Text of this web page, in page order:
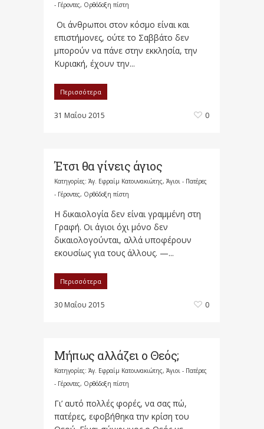
- Γέροντες, Ορθόδοξη πίστη
Οι άνθρωποι στον κόσμο είναι και
επιστήμονες, ούτε το Σαββάτο δεν
μπορούν να πάνε στην εκκλησία, την
Κυριακή, έχουν την...
Περισσότερα
31 Μαΐου 2015 0
Έτσι θα γίνεις άγιος
Κατηγορίες: Άγ. Εφραίμ Κατουνακιώτης, Άγιοι - Πατέρες
- Γέροντες, Ορθόδοξη πίστη
Η δικαιολογία δεν είναι γραμμένη στη
Γραφή. Οι άγιοι όχι μόνο δεν
δικαιολογούνται, αλλά υποφέρουν
εκουσίως για τους άλλους. —...
Περισσότερα
30 Μαΐου 2015 0
Μήπως αλλάζει ο Θεός;
Κατηγορίες: Άγ. Εφραίμ Κατουνακιώτης, Άγιοι - Πατέρες
- Γέροντες, Ορθόδοξη πίστη
Γι’ αυτό πολλές φορές, να σας πώ,
πατέρες, εφοβήθηκα την κρίση του